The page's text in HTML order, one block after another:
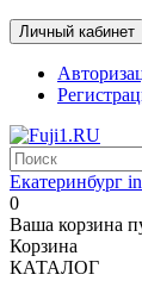
Личный кабинет
Екатеринбург
0
Ваша корзина
Корзина
КАТАЛОГ